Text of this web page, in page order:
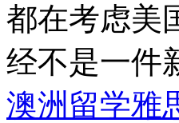
都在考虑美
经不是一件
澳洲留学雅